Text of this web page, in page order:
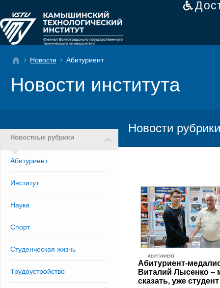
Новости Абитуриент
Новости института
Новостные рубрики
Абитуриент
Институт
Наука
Спорт
Студенческая жизнь
Трудоустройство
Новости
АБИТУРИЕНТ
Абитуриент-
Виталий Лысенко –
сказать, уже